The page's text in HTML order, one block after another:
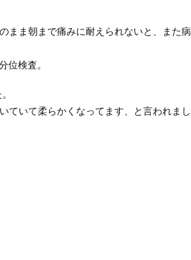
まま朝まで痛みに耐えられないと、また病
位検査。
ていて柔らかくなってます、と言われまし